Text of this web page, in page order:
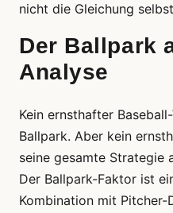
nicht die Gleichung
Der Ballpark
Analyse
Kein ernsthafter
Ballpark. Aber kein
seine gesamte Strategie
Der Ballpark-Faktor ist
Kombination mit Pitcher-